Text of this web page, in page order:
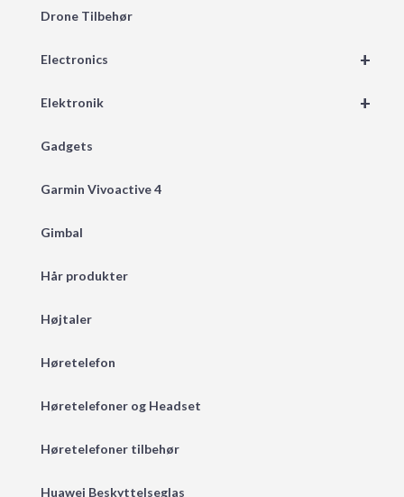
Drone Tilbehør
+
Electronics
+
Elektronik
Gadgets
Garmin Vivoactive 4
Gimbal
Hår produkter
Højtaler
Høretelefon
Høretelefoner og Headset
Høretelefoner tilbehør
Huawei Beskyttelseglas